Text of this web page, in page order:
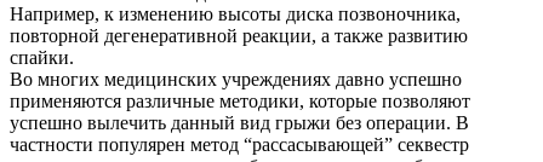
Например, к изменению высоты диска позвоночника,
повторной дегенеративной реакции, а также развитию
спайки.
Во многих медицинских учреждениях давно успешно
применяются различные методики, которые позволяют
успешно вылечить данный вид грыжи без операции. В
частности популярен метод “рассасывающей” секвестр